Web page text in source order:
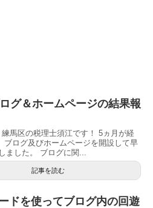
グ＆ホームページの結果報
練馬区の税理士須江です！ 5ヵ月が経
ブログ及びホームページを開設して早
ました。 ブログに関...
記事を読む
ドを使ってブログ内の回遊